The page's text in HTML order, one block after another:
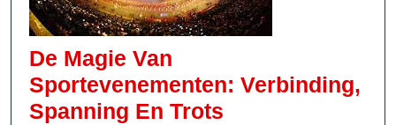
De Magie Van
Sportevenementen: Verbinding,
Spanning En Trots